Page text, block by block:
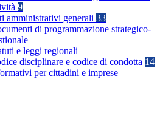
9
amministrativi generali 33
di programmazione strategico-
e leggi regionali
disciplinare e codice di condotta 14
per cittadini e imprese